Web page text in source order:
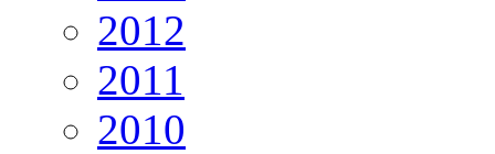
2012
2011
2010